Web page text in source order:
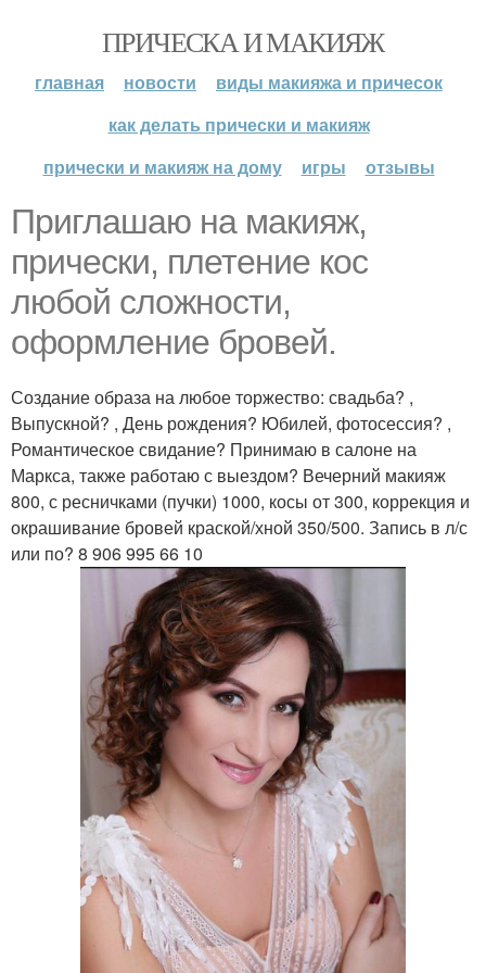
ПРИЧЕСКА И МАКИЯЖ
главная новости
виды макияжа и причесок
как делать прически и макияж
прически и макияж на дому
игры отзывы
Приглашаю на макияж,
прически, плетение кос
любой сложности,
оформление бровей.
Создание образа на любое торжество: свадьба? ,
Выпускной? , День рождения? Юбилей, фотосессия? ,
Романтическое свидание? Принимаю в салоне на
Маркса, также работаю с выездом? Вечерний макияж
800, с ресничками (пучки) 1000, косы от 300, коррекция и
окрашивание бровей краской/хной 350/500. Запись в л/с
или по? 8 906 995 66 10